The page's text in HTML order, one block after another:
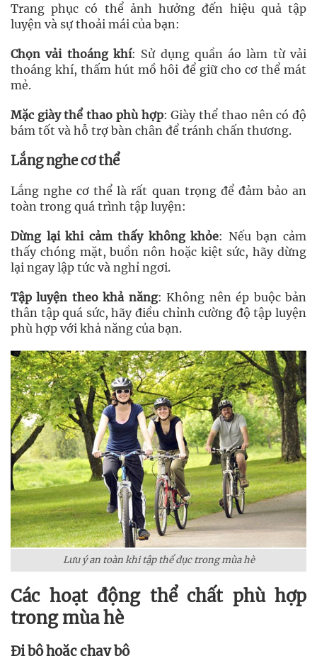
Trang phục có thể ảnh hưởng đến hiệu quả tập
luyện và sự thoải mái của bạn:
Chọn vải thoáng khí: Sử dụng quần áo làm từ vải
thoáng khí, thấm hút mồ hôi để giữ cho cơ thể mát
mẻ.
Mặc giày thể thao phù hợp: Giày thể thao nên có độ
bám tốt và hỗ trợ bàn chân để tránh chấn thương.
Lắng nghe cơ thể
Lắng nghe cơ thể là rất quan trọng để đảm bảo an
toàn trong quá trình tập luyện:
Dừng lại khi cảm thấy không khỏe: Nếu bạn cảm
thấy chóng mặt, buồn nôn hoặc kiệt sức, hãy dừng
lại ngay lập tức và nghỉ ngơi.
Tập luyện theo khả năng: Không nên ép buộc bản
thân tập quá sức, hãy điều chỉnh cường độ tập luyện
phù hợp với khả năng của bạn.
Lưu ý an toàn khi tập thể dục trong mùa hè
Các hoạt động thể chất phù hợp
trong mùa hè
Đi bộ hoặc chạy bộ